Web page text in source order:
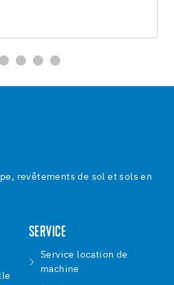
revêtements de sol et sols en
SERVICE
Service location de
machine